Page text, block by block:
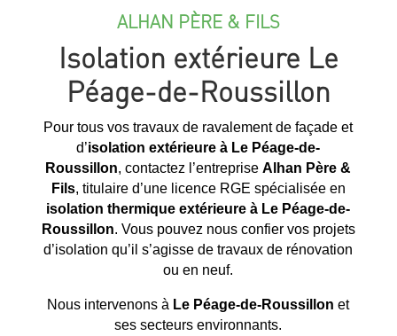
ALHAN PÈRE & FILS
Isolation extérieure Le
Péage-de-Roussillon
Pour tous vos travaux de ravalement de façade et
d’isolation extérieure à Le Péage-de-
Roussillon, contactez l’entrepriseAlhan Père &
Fils, titulaire d’une licence RGE spécialisée en
isolation thermique extérieure à Le Péage-de-
Roussillon. Vous pouvez nous confier vos projets
d’isolation qu’il s’agisse de travaux de rénovation
ou en neuf.
Nous intervenons à Le Péage-de-Roussillon et
ses secteurs environnants.